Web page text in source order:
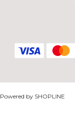
Powered by SHOPLINE